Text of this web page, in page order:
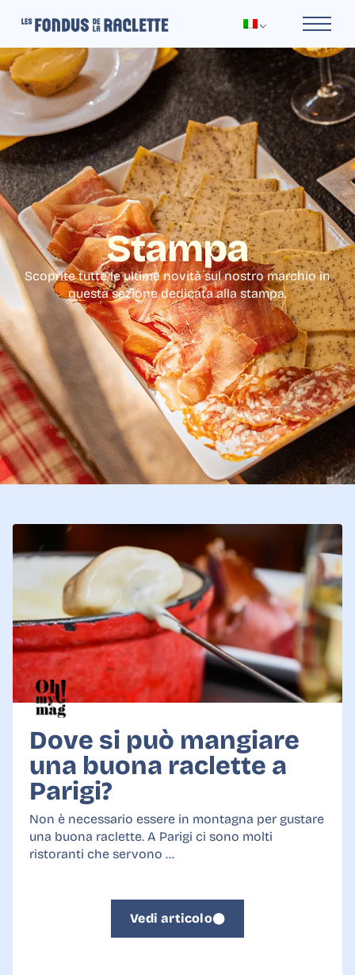
Stampa
Scoprite tutte le ultime novità sul nostro marchio in
questa sezione dedicata alla stampa.
Dove si può mangiare
una buona raclette a
Parigi?
Non è necessario essere in montagna per gustare
una buona raclette. A Parigi ci sono molti
ristoranti che servono ...
Vedi articolo